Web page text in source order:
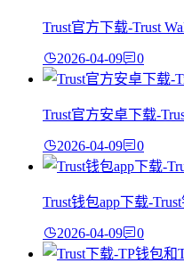
Trust官方下载-Trust
2026-04-09 0
Trust官方安卓下载-
2026-04-09 0
Trust钱包app下载-
2026-04-09 0